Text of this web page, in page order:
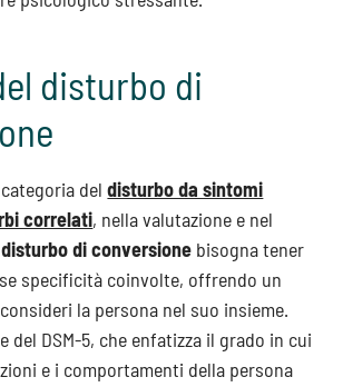
disturbo di
deldisturbo da sintomi
correlati, nella valutazione e nel
disturbo di conversione bisogna tener
specificità coinvolte, offrendo un
la persona nel suo insieme.
del DSM-5, che enfatizza il grado in cui
e i comportamenti della persona